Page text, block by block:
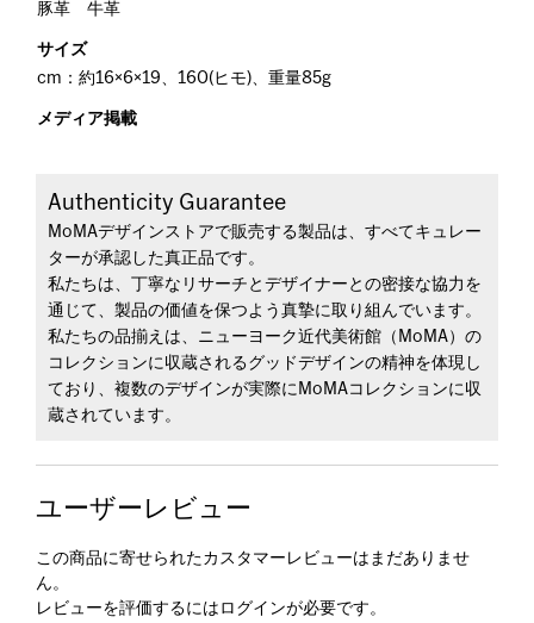
豚革 牛革
サイズ
cm：約16×6×19、160(ヒモ)、重量85g
メディア掲載
Authenticity Guarantee
MoMAデザインストアで販売する製品は、すべてキュレー
ターが承認した真正品です。
私たちは、丁寧なリサーチとデザイナーとの密接な協力を
通じて、製品の価値を保つよう真摯に取り組んでいます。
私たちの品揃えは、ニューヨーク近代美術館（MoMA）の
コレクションに収蔵されるグッドデザインの精神を体現し
ており、複数のデザインが実際にMoMAコレクションに収
蔵されています。
ユーザーレビュー
この商品に寄せられたカスタマーレビューはまだありませ
ん。
レビューを評価するには ログインが必要です。